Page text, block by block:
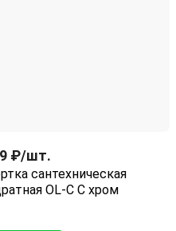
₽/шт.
сантехническая
OL-C C хром